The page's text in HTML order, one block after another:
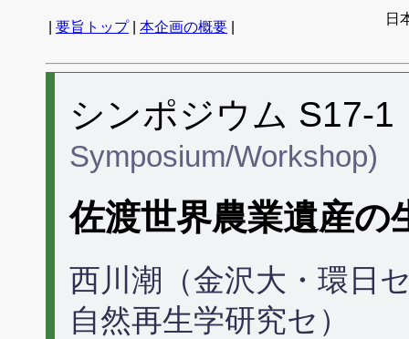
要旨トップ| 本企画の概要
日
シンポジウム S17-1
Symposium/Workshop)
佐渡世界農業遺産の
西川潮（金沢大・環日
自然再生学研究セ）